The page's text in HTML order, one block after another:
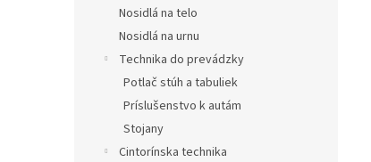
Nosidlá na telo
Nosidlá na urnu
Technika do prevádzky
Potlač stúh a tabuliek
Príslušenstvo k autám
Stojany
Cintorínska technika